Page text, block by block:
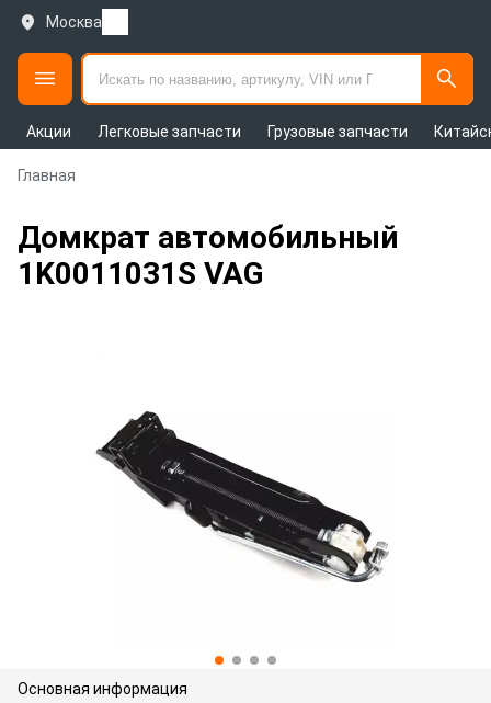
Москва
Акции Легковые запчасти Грузовые запчасти
Главная
Домкрат автомобильный
1K0011031S VAG
Основная информация